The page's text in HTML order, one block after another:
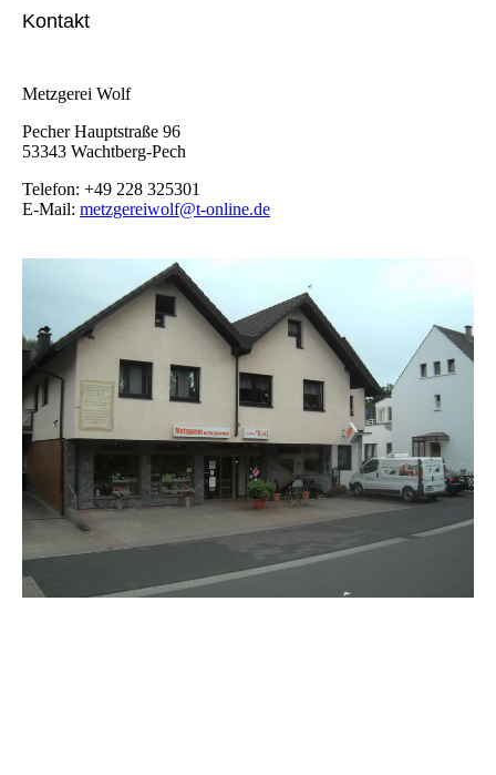
Kontakt
Metzgerei Wolf
Pecher Hauptstraße 96
53343 Wachtberg-Pech
Telefon: +49 228 325301
E-Mail: metzgereiwolf@t-online.de